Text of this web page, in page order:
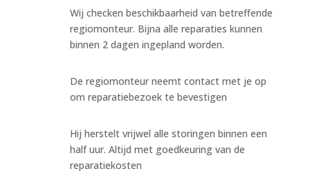
Wij checken beschikbaarheid van betreffende
regiomonteur. Bijna alle reparaties kunnen
binnen 2 dagen ingepland worden.
De regiomonteur neemt contact met je op
om reparatiebezoek te bevestigen
Hij herstelt vrijwel alle storingen binnen een
half uur. Altijd met goedkeuring van de
reparatiekosten